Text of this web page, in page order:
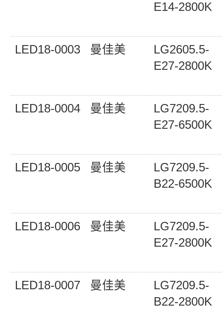
E14-2800K
LED18-0003 曼佳美
LG2605.5-
E27-2800K
LED18-0004 曼佳美
LG7209.5-
E27-6500K
LED18-0005 曼佳美
LG7209.5-
B22-6500K
LED18-0006 曼佳美
LG7209.5-
E27-2800K
LED18-0007 曼佳美
LG7209.5-
B22-2800K